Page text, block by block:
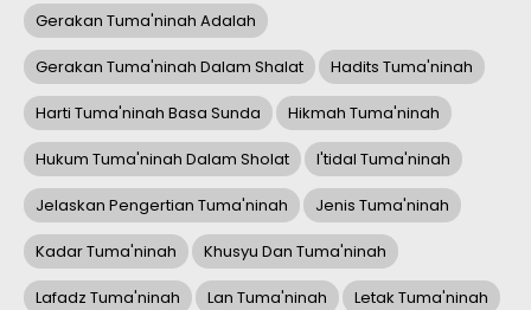
Gerakan Tuma'ninah Adalah
Gerakan Tuma'ninah Dalam Shalat Hadits Tuma'ninah
Harti Tuma'ninah Basa Sunda Hikmah Tuma'ninah
Hukum Tuma'ninah Dalam Sholat I'tidal Tuma'ninah
Jelaskan Pengertian Tuma'ninah Jenis Tuma'ninah
Kadar Tuma'ninah Khusyu Dan Tuma'ninah
Lafadz Tuma'ninah Lan Tuma'ninah Letak Tuma'ninah